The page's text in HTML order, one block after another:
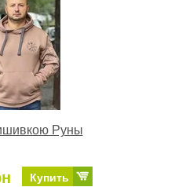
Руны
Купить